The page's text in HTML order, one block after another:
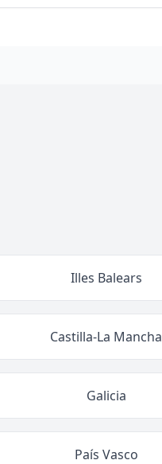
Illes Balears
Castilla-La Mancha
Galicia
País Vasco